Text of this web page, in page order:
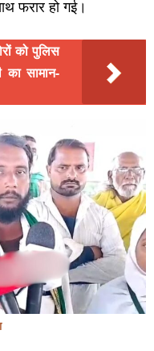
फरार हो गई।
को पुलिस
का सामान-